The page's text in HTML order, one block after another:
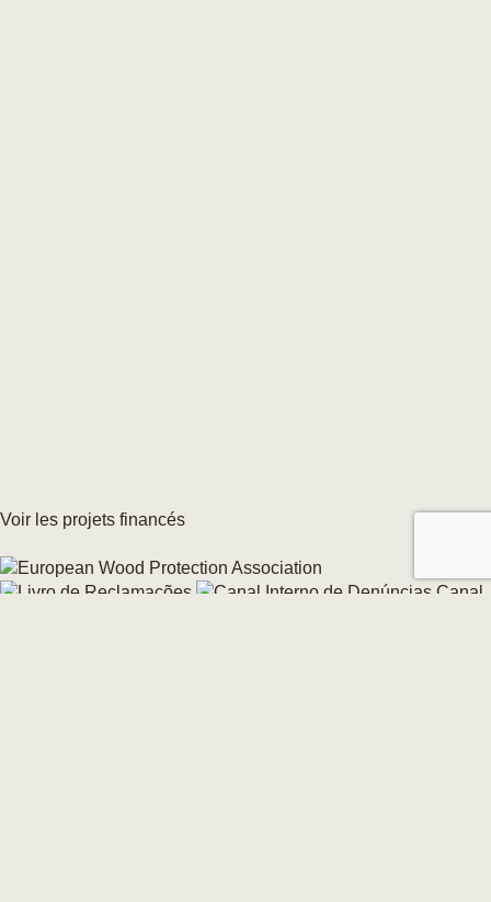
Voir les projets financés
Canal